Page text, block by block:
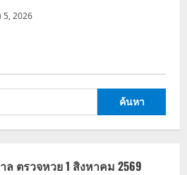
5, 2026
ตรวจหวย 1 สิงหาคม 2569